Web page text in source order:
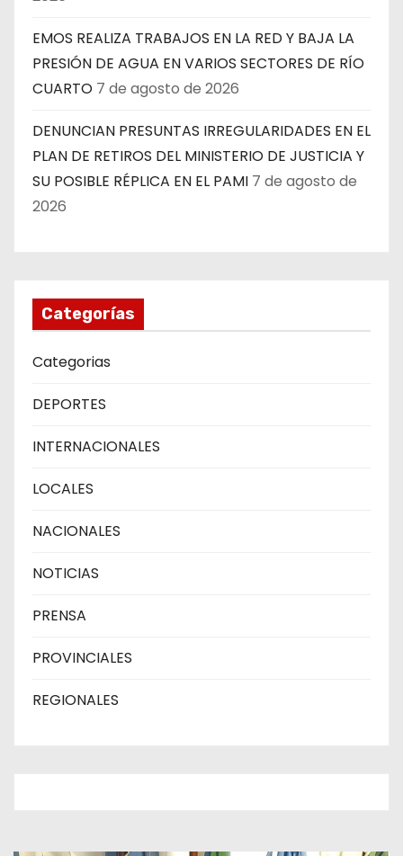
EMOS REALIZA TRABAJOS EN LA RED Y BAJA LA
PRESIÓN DE AGUA EN VARIOS SECTORES DE RÍO
CUARTO 7 de agosto de 2026
DENUNCIAN PRESUNTAS IRREGULARIDADES EN EL
PLAN DE RETIROS DEL MINISTERIO DE JUSTICIA Y
SU POSIBLE RÉPLICA EN EL PAMI 7 de agosto de
2026
Categorías
Categorias
DEPORTES
INTERNACIONALES
LOCALES
NACIONALES
NOTICIAS
PRENSA
PROVINCIALES
REGIONALES